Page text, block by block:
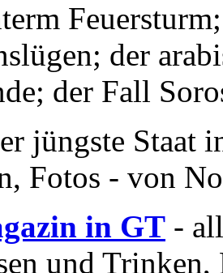
der
der Fall
jüngste Staat
Fotos - von
in GT -
und